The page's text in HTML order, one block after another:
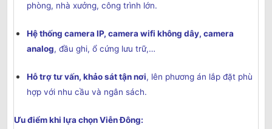
phòng, nhà xưởng, công trình lớn.
Hệ thống camera IP, camera wifi không dây, camera
analog, đầu ghi, ổ cứng lưu trữ,…
Hỗ trợ tư vấn, khảo sát tận nơi, lên phương án lắp đặt phù
hợp với nhu cầu và ngân sách.
Ưu điểm khi lựa chọn Viễn Đông: